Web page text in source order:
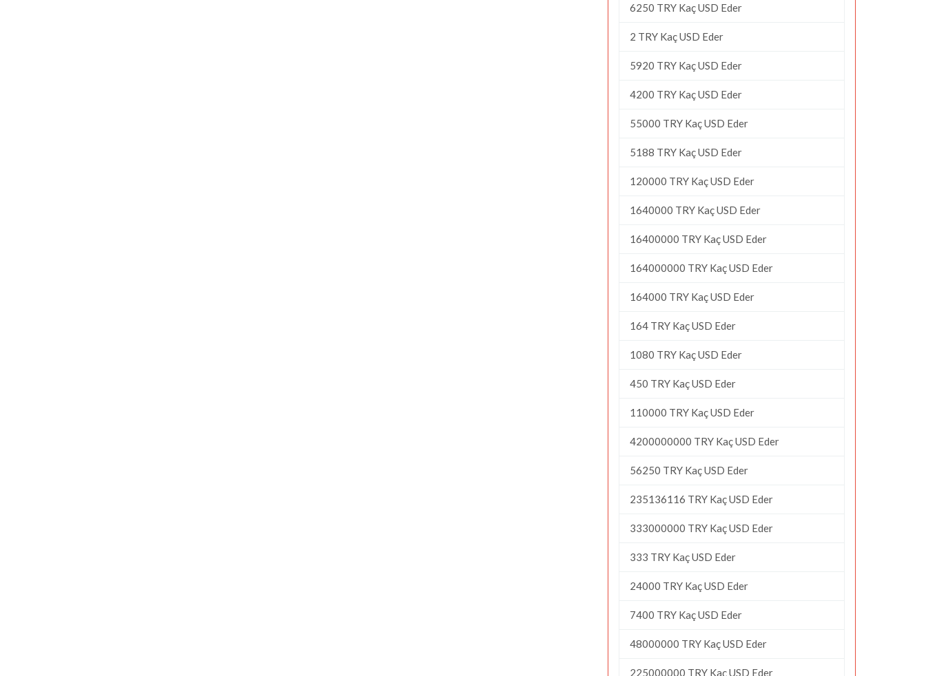
6250 TRY Kaç USD Eder
2 TRY Kaç USD Eder
5920 TRY Kaç USD Eder
4200 TRY Kaç USD Eder
55000 TRY Kaç USD Eder
5188 TRY Kaç USD Eder
120000 TRY Kaç USD Eder
1640000 TRY Kaç USD Eder
16400000 TRY Kaç USD Eder
164000000 TRY Kaç USD Eder
164000 TRY Kaç USD Eder
164 TRY Kaç USD Eder
1080 TRY Kaç USD Eder
450 TRY Kaç USD Eder
110000 TRY Kaç USD Eder
4200000000 TRY Kaç USD Eder
56250 TRY Kaç USD Eder
235136116 TRY Kaç USD Eder
333000000 TRY Kaç USD Eder
333 TRY Kaç USD Eder
24000 TRY Kaç USD Eder
7400 TRY Kaç USD Eder
48000000 TRY Kaç USD Eder
225000000 TRY Kaç USD Eder